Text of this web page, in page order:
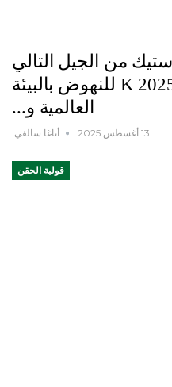
من الجيل التالي
تُطرح في مؤتمر K 2025 للنهوض بالبيئة
العالمية و...
أناغا سالفي 13 أغسطس 2025
قولبة الحقن